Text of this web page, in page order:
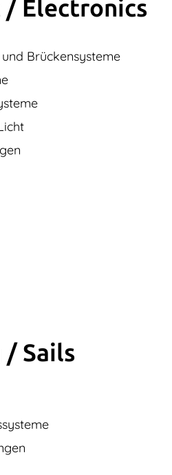
/ Elec­tronics
Brückensysteme
/ Sails